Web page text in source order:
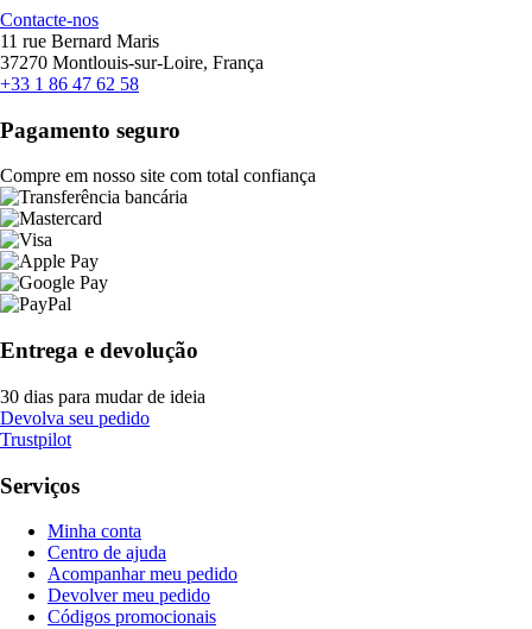
Contacte-nos
11 rue Bernard Maris
37270 Montlouis-sur-Loire, França
+33 1 86 47 62 58
Pagamento seguro
Compre em nosso site com total confiança
Entrega e devolução
30 dias para mudar de ideia
Devolva seu pedido
Trustpilot
Serviços
Minha conta
Centro de ajuda
Acompanhar meu pedido
Devolver meu pedido
Códigos promocionais